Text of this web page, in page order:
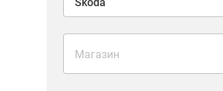
Магазин